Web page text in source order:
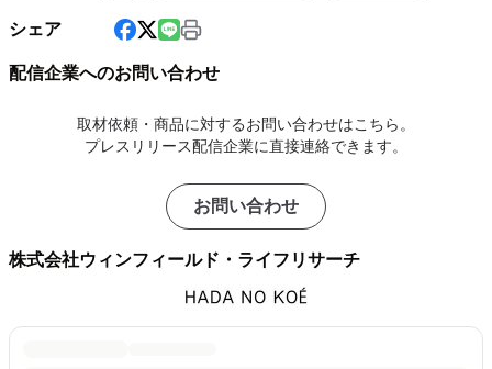
シェア
配信企業へのお問い合わせ
取材依頼・商品に対するお問い合わせはこちら。
プレスリリース配信企業に直接連絡できます。
お問い合わせ
株式会社ウィンフィールド・ライフリサーチ